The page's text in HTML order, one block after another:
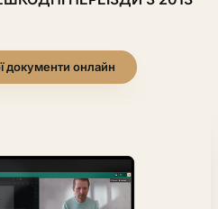
документи онлайн